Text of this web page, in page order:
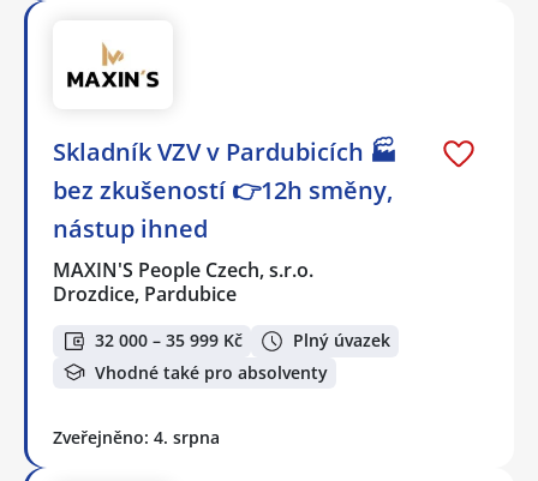
Skladník VZV v Pardubicích 🏭
bez zkušeností 👉12h směny,
nástup ihned
MAXIN'S People Czech, s.r.o.
Drozdice, Pardubice
32 000 – 35 999 Kč
Plný úvazek
Vhodné také pro absolventy
Zveřejněno: 4. srpna